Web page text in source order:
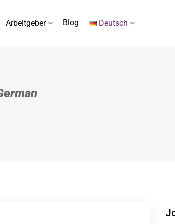
Arbeitgeber Blog Deutsch